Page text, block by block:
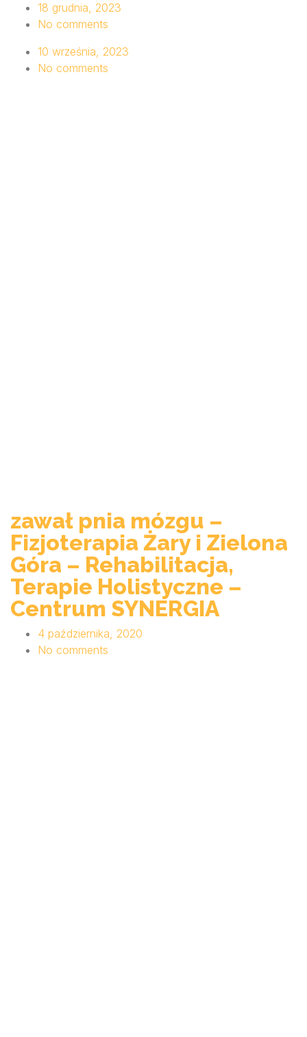
18 grudnia, 2023
No comments
10 września, 2023
No comments
zawał pnia mózgu –
Fizjoterapia Żary i Zielona
Góra – Rehabilitacja,
Terapie Holistyczne –
Centrum SYNERGIA
4 października, 2020
No comments